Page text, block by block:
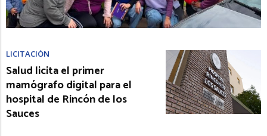
LICITACIÓN
Salud licita el primer
mamógrafo digital para el
hospital de Rincón de los
Sauces